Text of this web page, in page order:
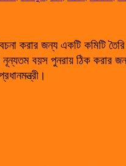
করার জন্য একটি কমিটি
নূন্যতম বয়স পুনরায় ঠিক